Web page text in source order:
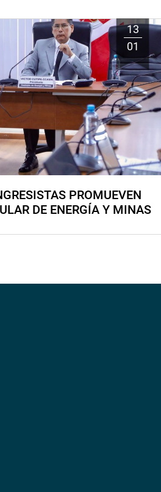
13
01
PROMUEVEN
DE ENERGÍA Y MINAS